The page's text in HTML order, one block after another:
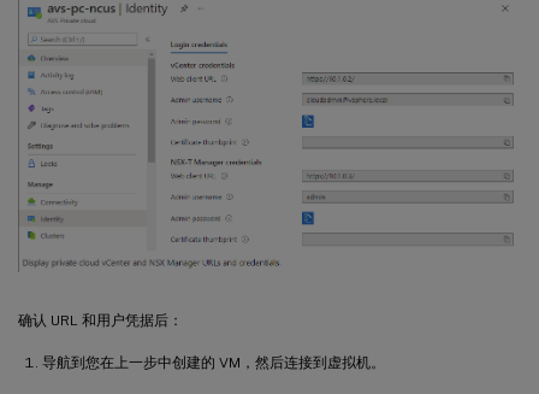
确认 URL 和用户凭据后：
导航到您在上一步中创建的 VM，然后连接到虚拟机。